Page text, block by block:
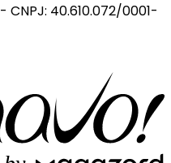
- CNPJ: 40.610.072/0001-